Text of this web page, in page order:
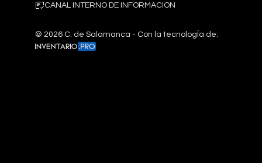
CANAL INTERNO DE INFORMACION
© 2026 C. de Salamanca - Con la tecnologÍa de: